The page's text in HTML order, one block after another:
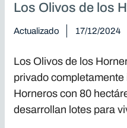
Los Olivos de los
Actualizado 17/12/2024
Los Olivos de los
privado
Horneros con 80
desarrollan lotes para